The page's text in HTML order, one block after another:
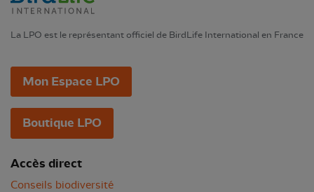
La LPO est le représentant officiel de BirdLife International en France
Mon Espace LPO
Boutique LPO
Accès direct
Conseils biodiversité